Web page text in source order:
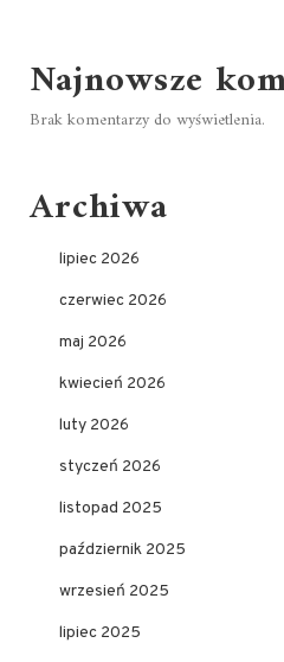
Najnowsze
Brak komentarzy do wyświetlenia.
Archiwa
lipiec 2026
czerwiec 2026
maj 2026
kwiecień 2026
luty 2026
styczeń 2026
listopad 2025
październik 2025
wrzesień 2025
lipiec 2025